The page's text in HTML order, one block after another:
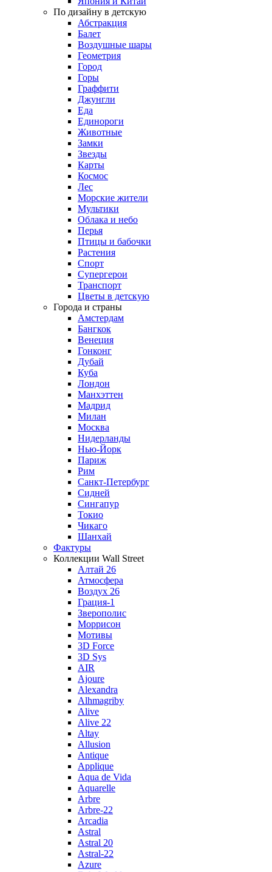
По дизайну в детскую
Абстракция
Балет
Воздушные шары
Геометрия
Город
Горы
Граффити
Джунгли
Еда
Единороги
Животные
Замки
Звезды
Карты
Космос
Лес
Морские жители
Мультики
Облака и небо
Перья
Птицы и бабочки
Растения
Спорт
Супергерои
Транспорт
Цветы в детскую
Города и страны
Амстердам
Бангкок
Венеция
Гонконг
Дубай
Куба
Лондон
Манхэттен
Мадрид
Милан
Москва
Нидерланды
Нью-Йорк
Париж
Рим
Санкт-Петербург
Сидней
Сингапур
Токио
Чикаго
Шанхай
Фактуры
Коллекции Wall Street
Алтай 26
Атмосфера
Воздух 26
Грация-1
Зверополис
Моррисон
Мотивы
3D Force
3D Sys
AIR
Ajoure
Alexandra
Alhmagriby
Alive
Alive 22
Altay
Allusion
Antique
Applique
Aqua de Vida
Aquarelle
Arbre
Arbre-22
Arcadia
Astral
Astral 20
Astral-22
Azure